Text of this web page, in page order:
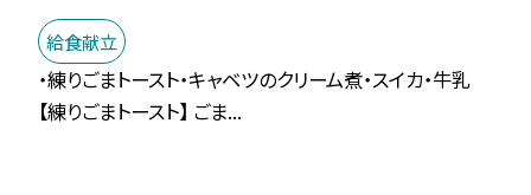
給食献立
・練りごまトースト・キャベツのクリーム煮・スイカ・牛乳
【練りごまトースト】 ごま...